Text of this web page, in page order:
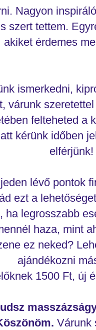
Nagyon
szert tettem.
akiket érdemes
ismerkedni,
várunk
felteheted a
kérünk időben
elférjünk!
lévő pontok
ezt a
ha legrosszabb
haza, mint
ez neked?
ajándékozni
1500 Ft, új
Várunk